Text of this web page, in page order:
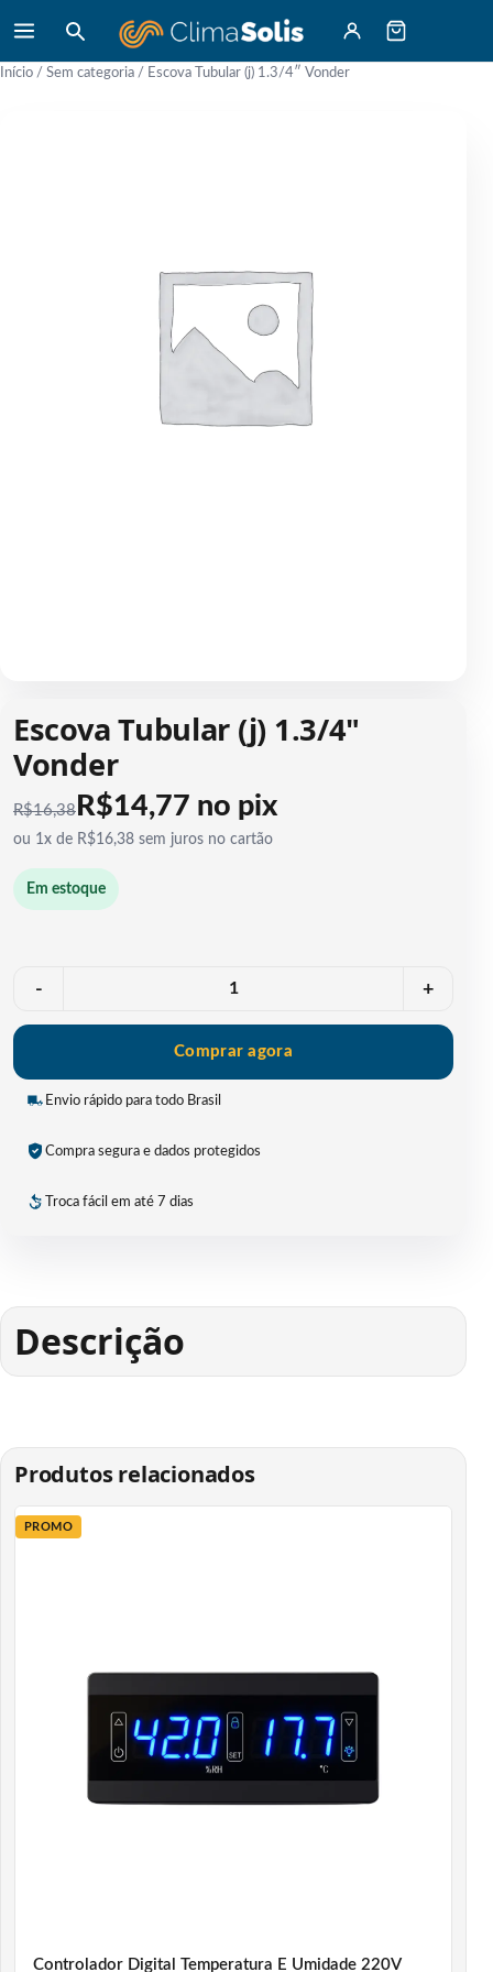
Início / Sem categoria / Escova Tubular (j) 1.3/4″ Vonder
Escova Tubular (j) 1.3/4"
Vonder
R$16,38 R$14,77 no pix
ou 1x de R$16,38 sem juros no cartão
Em estoque
- +
Comprar agora
Envio rápido para todo Brasil
Compra segura e dados protegidos
Troca fácil em até 7 dias
Descrição
Produtos relacionados
PROMO
Controlador Digital Temperatura E Umidade 220V